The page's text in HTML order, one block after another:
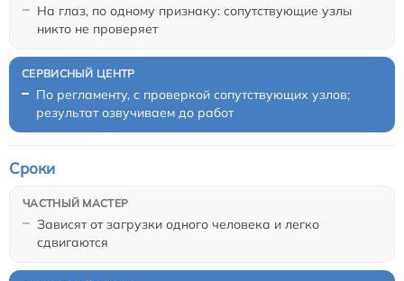
На глаз, по одному признаку: сопутствующие узлы
никто не проверяет
По регламенту, с проверкой сопутствующих узлов;
результат озвучиваем до работ
Зависят от загрузки одного человека и легко
сдвигаются
Сроки